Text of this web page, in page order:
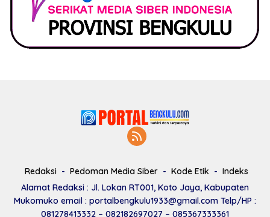
Redaksi Pedoman Media Siber Kode Etik
Indeks
Alamat Redaksi : Jl. Lokan RT001, Koto Jaya, Kabupaten
Mukomuko email : portalbengkulu1933@gmail.com Telp/HP :
081278413332 – 082182697027 – 085367333361